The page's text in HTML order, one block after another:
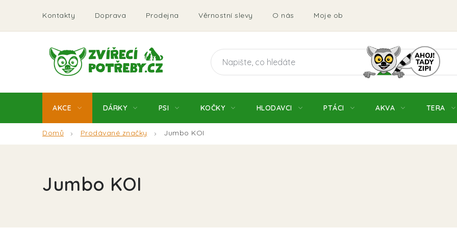
obsah
Kontakty Doprava Prodejna Věrnostní slevy O nás Moje objednávka Obchodní
AKCE DÁRKY PSI KOČKY HLODAVCI PTÁCI AKVA TERA
Domů Prodávané značky Jumbo KOI
Jumbo KOI